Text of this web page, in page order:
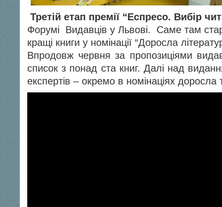
Третій етап премії “Еспресо. Вибір
Форумі Видавців у Львові. Саме там
кращі книги у номінації “Доросла
Впродовж червня за пропозиціями
список з понад ста книг. Далі над
експертів – окремо в номінаціях доросла